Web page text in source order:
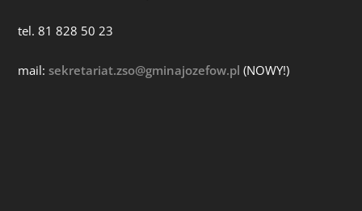
tel. 81 828 50 23
mail:sekretariat.zso@gminajozefow.pl (NOWY!)